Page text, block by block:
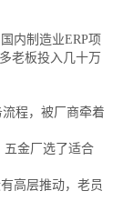
内制造业ERP项
老板投入几十万
程，被厂商牵着
五金厂选了适合
高层推动，老员